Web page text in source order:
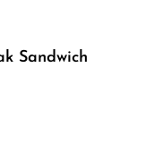
Sandwich